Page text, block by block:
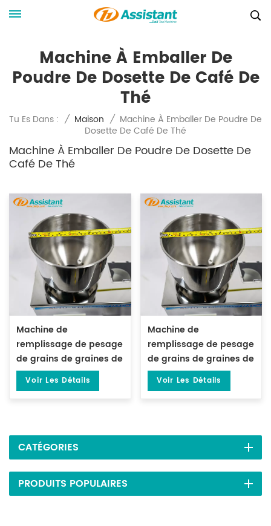
Machine À Emballer De
Poudre De Dosette De Café De
Thé
Tu Es Dans : / Maison / Machine À Emballer De Poudre De
Dosette De Café De Thé
Machine À Emballer De Poudre De Dosette De
Café De Thé
Machine de
remplissage de pesage
de grains de graines de
thé de particules de 1 à
100 grammes DL-FZ-100
Voir Les Détails
Machine de
remplissage de pesage
de grains de graines de
thé de particules de 1 à
50 grammes DL-FZ-50
Voir Les Détails
CATÉGORIES
PRODUITS POPULAIRES